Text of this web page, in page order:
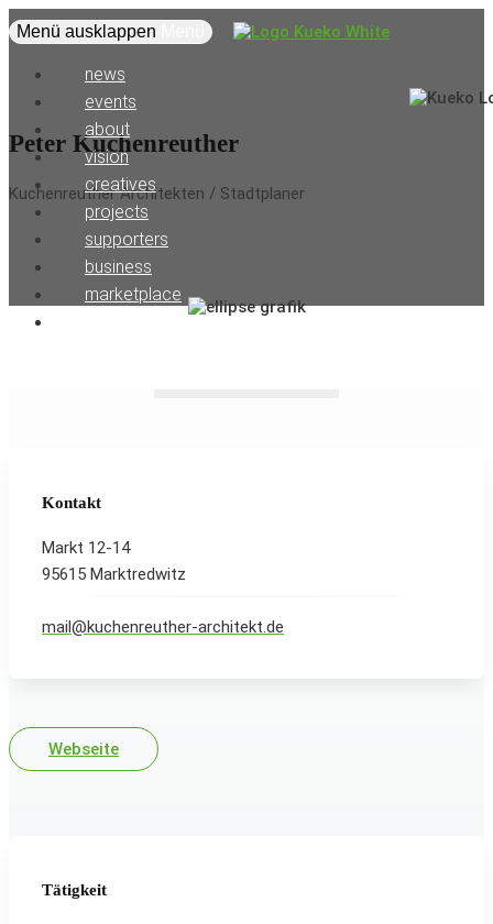
Menü ausklappen
news
events
about
vision
creatives
projects
supporters
business
marketplace
Peter Kuchenreuther
Kuchenreuther Architekten / Stadtplaner
Kontakt
Markt 12-14
95615 Marktredwitz
mail@kuchenreuther-architekt.de
Webseite
Tätigkeit